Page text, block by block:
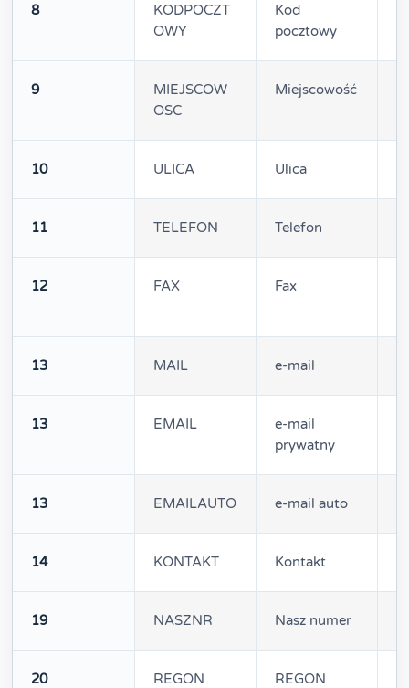
8
KODPOCZT
OWY
Kod
pocztowy
9
MIEJSCOW
OSC
Miejscowość
10 ULICA Ulica
11 TELEFON Telefon
12 FAX Fax
13 MAIL e-mail
13 EMAIL
e-mail
prywatny
13 EMAILAUTO e-mail auto
14 KONTAKT Kontakt
19 NASZNR Nasz numer
20 REGON REGON